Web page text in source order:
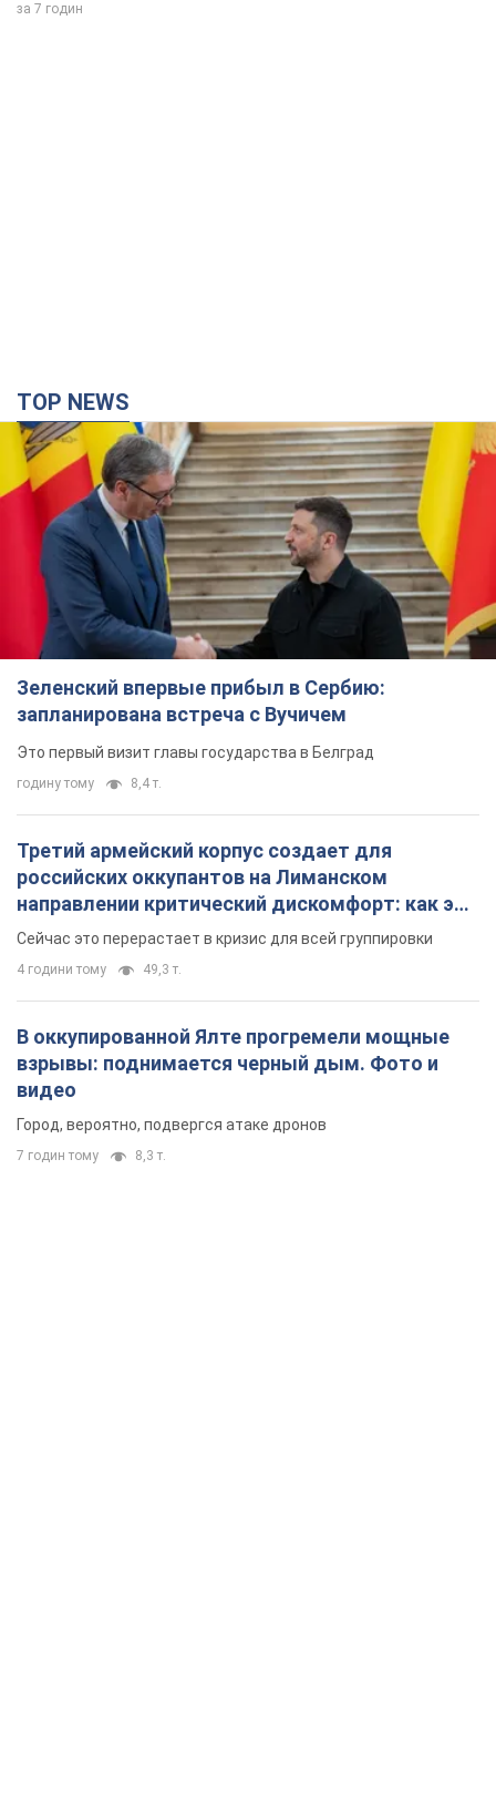
за 7 годин
TOP NEWS
Зеленский впервые прибыл в Сербию:
запланирована встреча с Вучичем
Это первый визит главы государства в Белград
годину тому 8,4 т.
Третий армейский корпус создает для
российских оккупантов на Лиманском
направлении критический дискомфорт: как это
удалось
Сейчас это перерастает в кризис для всей группировки
4 години тому 49,3 т.
В оккупированной Ялте прогремели мощные
взрывы: поднимается черный дым. Фото и
видео
Город, вероятно, подвергся атаке дронов
7 годин тому 8,3 т.